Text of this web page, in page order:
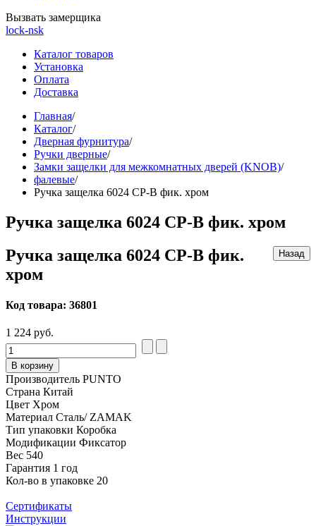
Вызвать замерщика
lock-nsk
Каталог товаров
Установка
Оплата
Доставка
Главная/
Каталог/
Дверная фурнитура/
Ручки дверные/
Замки защелки для межкомнатных дверей (KNOB)/
фалевые/
Ручка защелка 6024 CP-B фик. хром
Ручка защелка 6024 CP-B фик. хром
Ручка защелка 6024 CP-B фик.
хром
Код товара: 36801
1 224 руб.
В корзину
Производитель PUNTO
Страна Китай
Цвет Хром
Материал Сталь/ ZAMAK
Тип упаковки Коробка
Модификации Фиксатор
Вес 540
Гарантия 1 год
Кол-во в упаковке 20
Сертификаты
Инструкции